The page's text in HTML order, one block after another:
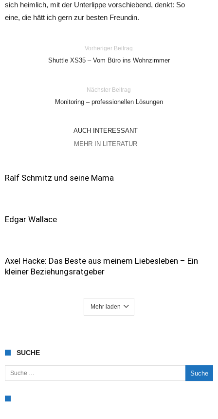
sich heimlich, mit der Unterlippe vorschiebend, denkt: So
eine, die hätt ich gern zur besten Freundin.
Vorheriger Beitrag
Shuttle XS35 – Vom Büro ins Wohnzimmer
Nächster Beitrag
Monitoring – professionellen Lösungen
AUCH INTERESSANT
MEHR IN LITERATUR
Ralf Schmitz und seine Mama
Edgar Wallace
Axel Hacke: Das Beste aus meinem Liebesleben – Ein
kleiner Beziehungsratgeber
Mehr laden
SUCHE
Suche nach: